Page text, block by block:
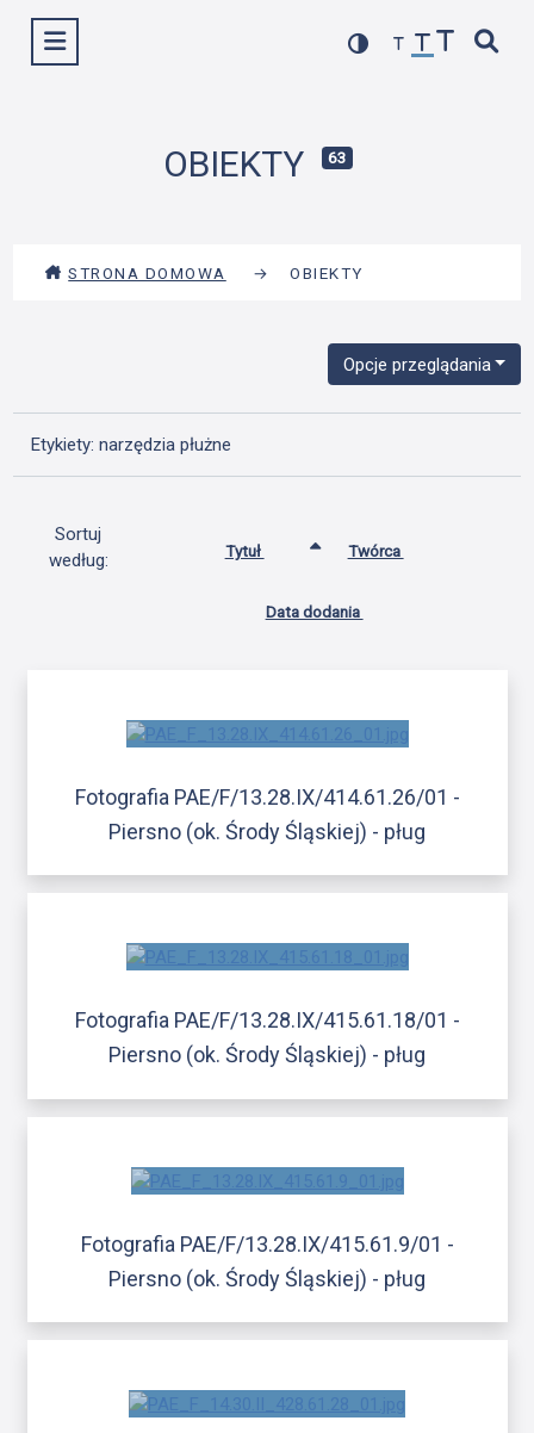
Wyświetl menu
OBIEKTY 63
STRONA DOMOWA → OBIEKTY
Opcje przeglądania
Etykiety: narzędzia płużne
Sortuj
według:
Tytuł Twórca
Data dodania
Fotografia PAE/F/13.28.IX/414.61.26/01 -
Piersno (ok. Środy Śląskiej) - pług
Fotografia PAE/F/13.28.IX/415.61.18/01 -
Piersno (ok. Środy Śląskiej) - pług
Fotografia PAE/F/13.28.IX/415.61.9/01 -
Piersno (ok. Środy Śląskiej) - pług